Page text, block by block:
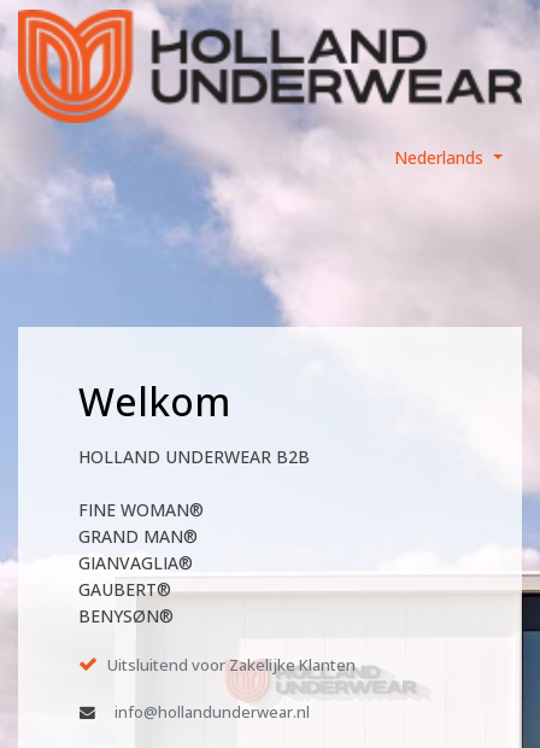
Nederlands
Welkom
HOLLAND UNDERWEAR B2B
FINE WOMAN®
GRAND MAN®
GIANVAGLIA®
GAUBERT®
BENYSØN®
Uitsluitend voor Zakelijke Klanten
info@hollandunderwear.nl